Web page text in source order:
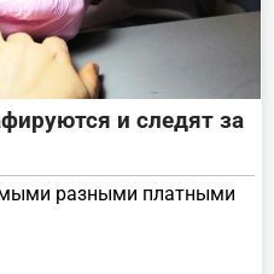
и следят за
разными платными